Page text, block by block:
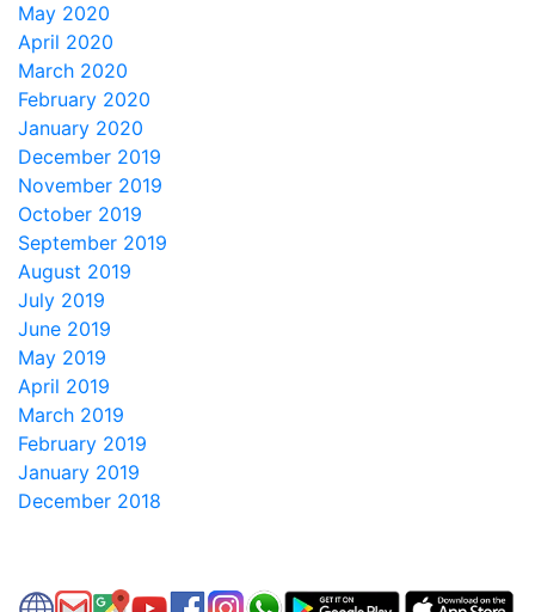
May 2020
April 2020
March 2020
February 2020
January 2020
December 2019
November 2019
October 2019
September 2019
August 2019
July 2019
June 2019
May 2019
April 2019
March 2019
February 2019
January 2019
December 2018